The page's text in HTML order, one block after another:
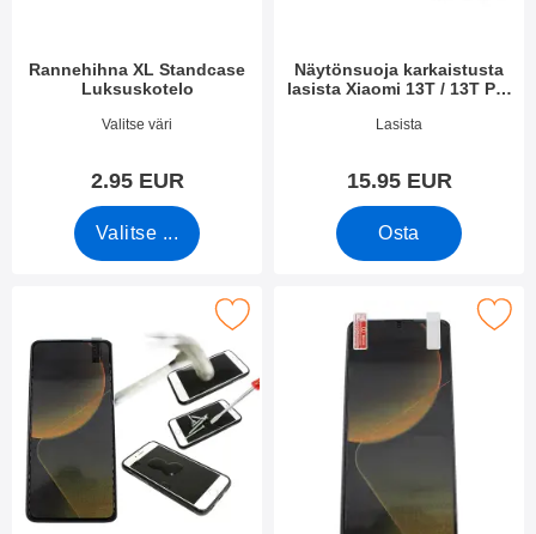
Rannehihna XL Standcase
Luksuskotelo
Tuote.nro 50276
Valitse väri
2.95 EUR
Valitse ...
Näytönsuoja karkaistusta
lasista Xiaomi 13T / 13T Pro
Tuote.nro 49364
Lasista
15.95 EUR
Osta
Frame Karkaistusta Lasista Xiaomi 13T / 13T Pro 5G
Merkitse näytönsuoja Xiaomi